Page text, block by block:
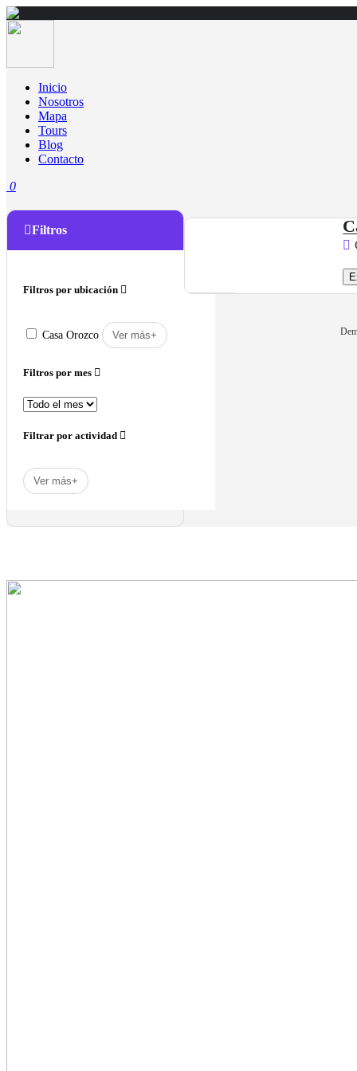
Inicio
Nosotros
Mapa
Tours
Blog
Contacto
0
Filtros
Filtros por ubicación
Casa Orozco Ver más+
Filtros por mes
Filtrar por actividad
Ver más+